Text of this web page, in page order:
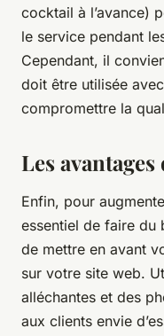
cocktail à l’avance)
le service pendant
Cependant, il
doit être utilisée
compromettre la
Les
Enfin, pour
essentiel de faire du
de mettre en avant
sur votre site web.
alléchantes et des
aux clients envie